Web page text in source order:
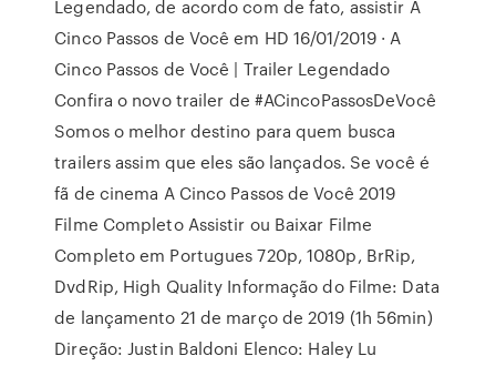
Legendado, de acordo com de fato, assistir A
Cinco Passos de Você em HD 16/01/2019 · A
Cinco Passos de Você | Trailer Legendado
Confira o novo trailer de #ACincoPassosDeVocê
Somos o melhor destino para quem busca
trailers assim que eles são lançados. Se você é
fã de cinema A Cinco Passos de Você 2019
Filme Completo Assistir ou Baixar Filme
Completo em Portugues 720p, 1080p, BrRip,
DvdRip, High Quality Informação do Filme: Data
de lançamento 21 de março de 2019 (1h 56min)
Direção: Justin Baldoni Elenco: Haley Lu